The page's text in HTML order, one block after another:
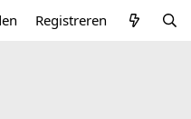
Registreren